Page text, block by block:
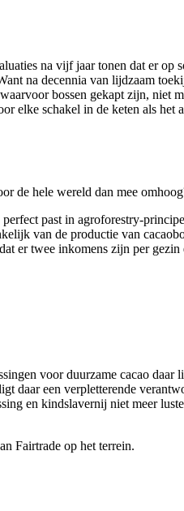
na vijf jaar tonen dat er op
na decennia van lijdzaam
bossen gekapt zijn, niet
elke schakel in de keten als het
de hele wereld dan mee
past in agroforestry-
van de productie van
er twee inkomens zijn per
voor duurzame cacao daar
daar een verpletterende
en kindslavernij niet meer
Fairtrade op het terrein.